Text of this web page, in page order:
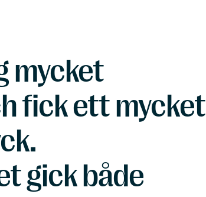
mycket
fick ett mycket
gick både